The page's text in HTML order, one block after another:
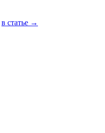
в статье →